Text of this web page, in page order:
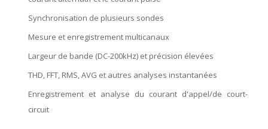
Synchronisation de plusieurs sondes
Mesure et enregistrement multicanaux
Largeur de bande (DC-200kHz) et précision élevées
THD, FFT, RMS, AVG et autres analyses instantanées
Enregistrement et analyse du courant d'appel/de court-
circuit